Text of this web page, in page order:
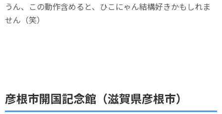
うん、この動作含めると、ひこにゃん結構好きかもしれま
せん（笑）
彦根市開国記念館（滋賀県彦根市）